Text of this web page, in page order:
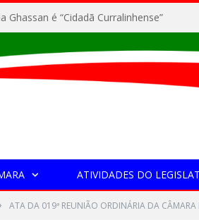
Ghassan é “Cidadã Curralinhense”
ATIVIDADES DO
ATA DA 019ª REUNIÃO ORDINÁRIA DA